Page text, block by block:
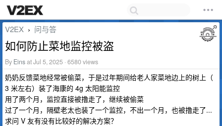
V2EX › 问与答
如何防止菜地监控被盗
By Einsat Jul 5, 2025 · 6580 views
奶奶反馈菜地经常被偷菜，于是过年期间给老人家菜地边上的树上（
3 米左右）装了海康的 4g 太阳能监控
用了两个月，监控直接被撸走了，继续被偷菜
过了一个月，隔壁老太也装了一个监控，不出一个月，也被撸走了...
求问 V 友有没有比较好的解决方案？